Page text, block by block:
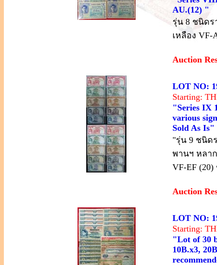
AU.(12) "
รุ่น 8 ชนิดร
เหลือง VF-
Auction
LOT NO:
Starting:
"Series IX
various
Sold As Is"
"รุ่น 9 ชนิด
พานฯ หลา
VF-EF
Auction
LOT NO:
Starting:
"Lot of 30
10B.x3,